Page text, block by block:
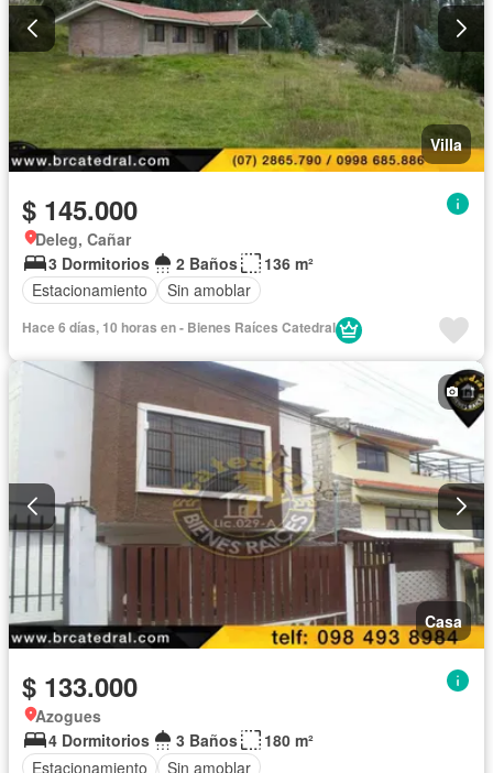
Villa
$ 145.000
Deleg, Cañar
3 Dormitorios
2 Baños
136 m²
Estacionamiento
Sin amoblar
Hace 6 días, 10 horas en - Bienes Raíces Catedral
Casa
$ 133.000
Azogues
4 Dormitorios
3 Baños
180 m²
Estacionamiento
Sin amoblar